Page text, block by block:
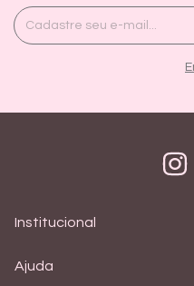
Institucional
Ajuda